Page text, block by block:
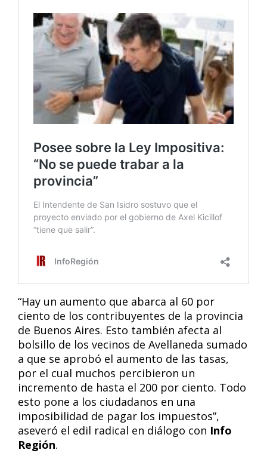
“Hay un aumento que abarca al 60 por
ciento de los contribuyentes de la provincia
de Buenos Aires. Esto también afecta al
bolsillo de los vecinos de Avellaneda sumado
a que se aprobó el aumento de las tasas,
por el cual muchos percibieron un
incremento de hasta el 200 por ciento. Todo
esto pone a los ciudadanos en una
imposibilidad de pagar los impuestos”,
aseveró el edil radical en diálogo con Info
Región.